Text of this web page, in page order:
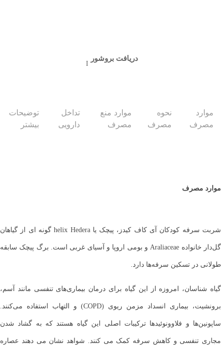
دریافت بروشور
موارد
مصرف
نحوه
مصرف
موارد منع
مصرف
تداخل
دارویی
توضیحات
بیشتر
موارد مصرف
شربت سرفه کودکان آی کاف کیدز، پیچک یا helix Hedera گونه ای از گیاهان
گل‌دار خانواده Araliaceae و بومی اروپا و آسیای غربی است. برگ پیچک سابقه
طولانی در تسکین سرفه‌ها دارد.
گیاه شناسان، امروزه از این گیاه برای درمان بیماری‌های تنفسی مانند آسم،
برونشیت، بیماری انسداد مزمن ریوی (COPD) و التهاب استفاده می‌کنند.
ساپونین‌ها و فلاوونوئیدها ترکیبات اصلی این گیاه هستند که به گشاد شدن
مجاری تنفسی و کاهش سرفه کمک می کنند. شواهد نشان می دهند عصاره